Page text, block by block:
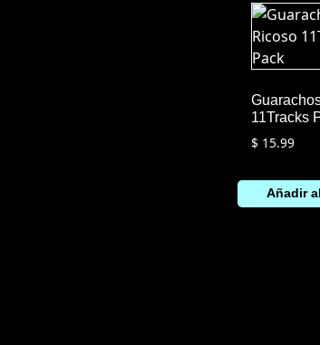
11Tracks
$ 15.99
Añadir